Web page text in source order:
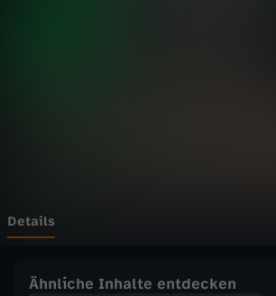
e
Details
Ähnliche Inhalte entdecken